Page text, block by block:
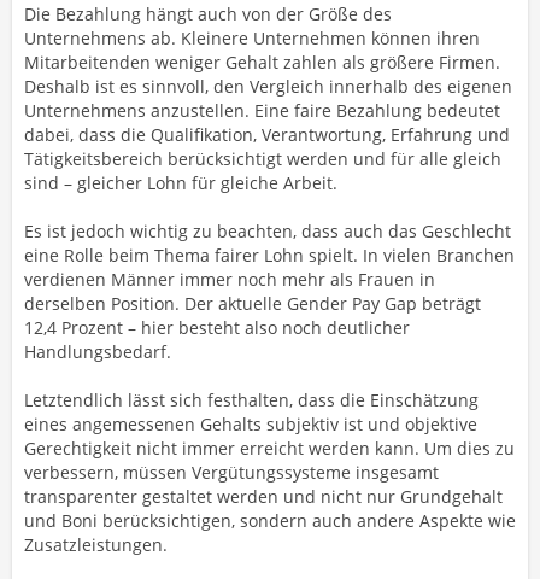
Die Bezahlung hängt auch von der Größe des
Unternehmens ab. Kleinere Unternehmen können ihren
Mitarbeitenden weniger Gehalt zahlen als größere Firmen.
Deshalb ist es sinnvoll, den Vergleich innerhalb des eigenen
Unternehmens anzustellen. Eine faire Bezahlung bedeutet
dabei, dass die Qualifikation, Verantwortung, Erfahrung und
Tätigkeitsbereich berücksichtigt werden und für alle gleich
sind – gleicher Lohn für gleiche Arbeit.
Es ist jedoch wichtig zu beachten, dass auch das Geschlecht
eine Rolle beim Thema fairer Lohn spielt. In vielen Branchen
verdienen Männer immer noch mehr als Frauen in
derselben Position. Der aktuelle Gender Pay Gap beträgt
12,4 Prozent – hier besteht also noch deutlicher
Handlungsbedarf.
Letztendlich lässt sich festhalten, dass die Einschätzung
eines angemessenen Gehalts subjektiv ist und objektive
Gerechtigkeit nicht immer erreicht werden kann. Um dies zu
verbessern, müssen Vergütungssysteme insgesamt
transparenter gestaltet werden und nicht nur Grundgehalt
und Boni berücksichtigen, sondern auch andere Aspekte wie
Zusatzleistungen.